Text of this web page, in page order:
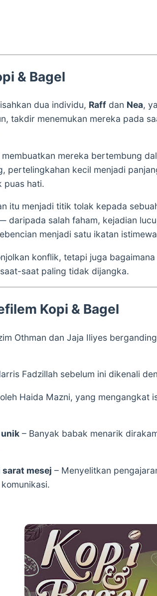
& Bagel
dua individu, Raff dan Nea,
takdir menemukan mereka pada
mereka bertembung
pertelingkahan kecil menjadi
puas hati.
itu menjadi titik tolak kepada
daripada salah faham, kejadian
menjadi satu ikatan
konflik, tetapi juga bagaimana
saat paling tidak dijangka.
Kopi & Bagel
Othman dan Jaja Iliyes
Fadzillah sebelum ini dikenali
Haida Mazni, yang mengangkat
– Banyak babak menarik
mesej – Menyelitkan